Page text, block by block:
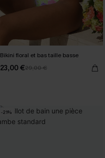
Bikini floral et bas taille basse
23,00 €29,00 €
-21%